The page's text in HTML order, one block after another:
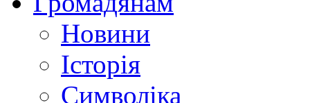
Новини
Історія
Символіка